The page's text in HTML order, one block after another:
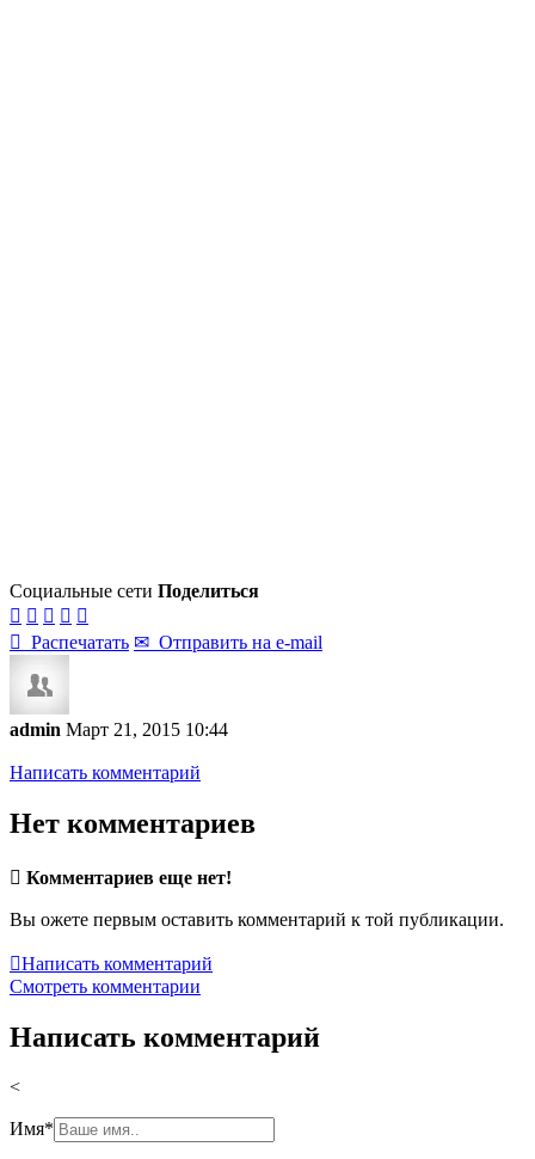
Социальные сети Поделиться
    
 Распечатать ✉ Отправить на e-mail
admin Март 21, 2015 10:44
Написать комментарий
Нет комментариев
 Комментариев еще нет!
Вы ожете первым оставить комментарий к той публикации.
Написать комментарий
Смотреть комментарии
Написать комментарий
<
Имя*